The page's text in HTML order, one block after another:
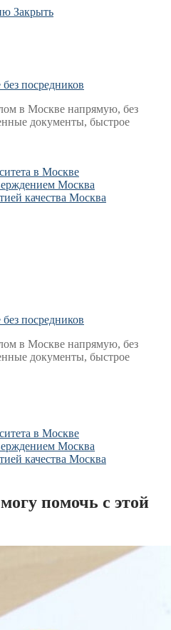
Закрыть
посредников
в Москве напрямую, без
документы, быстрое
в Москве
Москва
качества Москва
посредников
в Москве напрямую, без
документы, быстрое
в Москве
Москва
качества Москва
помочь с этой